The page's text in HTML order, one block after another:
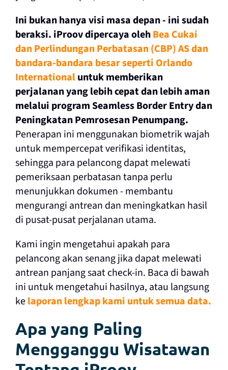
Ini bukan hanya visi masa depan - ini sudah
beraksi. iProov dipercaya olehBea Cukai
dan Perlindungan Perbatasan (CBP) AS dan
bandara-bandara besar seperti Orlando
Internationaluntuk memberikan
perjalanan yang lebih cepat dan lebih aman
melalui program Seamless Border Entry dan
Peningkatan Pemrosesan Penumpang.
Penerapan ini menggunakan biometrik wajah
untuk mempercepat verifikasi identitas,
sehingga para pelancong dapat melewati
pemeriksaan perbatasan tanpa perlu
menunjukkan dokumen - membantu
mengurangi antrean dan meningkatkan hasil
di pusat-pusat perjalanan utama.
Kami ingin mengetahui apakah para
pelancong akan senang jika dapat melewati
antrean panjang saat check-in. Baca di bawah
ini untuk mengetahui hasilnya, atau langsung
kelaporan lengkap kami untuk semua data.
Apa yang Paling
Mengganggu Wisatawan